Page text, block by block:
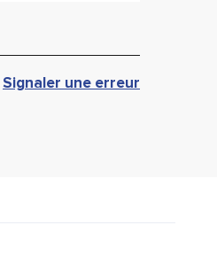
Signaler une erreur